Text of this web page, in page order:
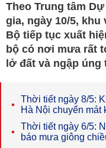
Theo Trung tâm
gia, ngày 10/5,
Bộ tiếp tục xuất
bộ có nơi mưa rất
lở đất và ngập
Thời tiết ngày 8/5:
Hà Nội chuyển mát
Thời tiết ngày 6/5:
báo mưa giông